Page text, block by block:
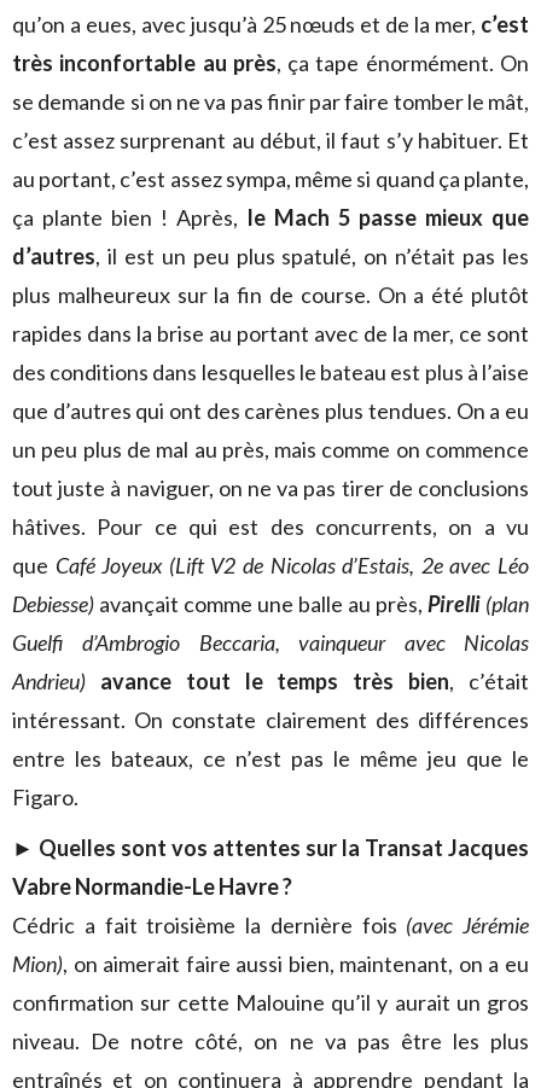
qu’on a eues, avec jusqu’à 25 nœuds et de la mer, c’est
très inconfortable au près, ça tape énormément. On
se demande si on ne va pas finir par faire tomber le mât,
c’est assez surprenant au début, il faut s’y habituer. Et
au portant, c’est assez sympa, même si quand ça plante,
ça plante bien ! Après, le Mach 5 passe mieux que
d’autres, il est un peu plus spatulé, on n’était pas les
plus malheureux sur la fin de course. On a été plutôt
rapides dans la brise au portant avec de la mer, ce sont
des conditions dans lesquelles le bateau est plus à l’aise
que d’autres qui ont des carènes plus tendues. On a eu
un peu plus de mal au près, mais comme on commence
tout juste à naviguer, on ne va pas tirer de conclusions
hâtives. Pour ce qui est des concurrents, on a vu
que Café Joyeux (Lift V2 de Nicolas d’Estais, 2e avec Léo
Debiesse) avançait comme une balle au près, Pirelli (plan
Guelfi d’Ambrogio Beccaria, vainqueur avec Nicolas
Andrieu) avance tout le temps très bien, c’était
intéressant. On constate clairement des différences
entre les bateaux, ce n’est pas le même jeu que le
Figaro.
► Quelles sont vos attentes sur la Transat Jacques
Vabre Normandie-Le Havre ?
Cédric a fait troisième la dernière fois (avec Jérémie
Mion), on aimerait faire aussi bien, maintenant, on a eu
confirmation sur cette Malouine qu’il y aurait un gros
niveau. De notre côté, on ne va pas être les plus
entraînés et on continuera à apprendre pendant la